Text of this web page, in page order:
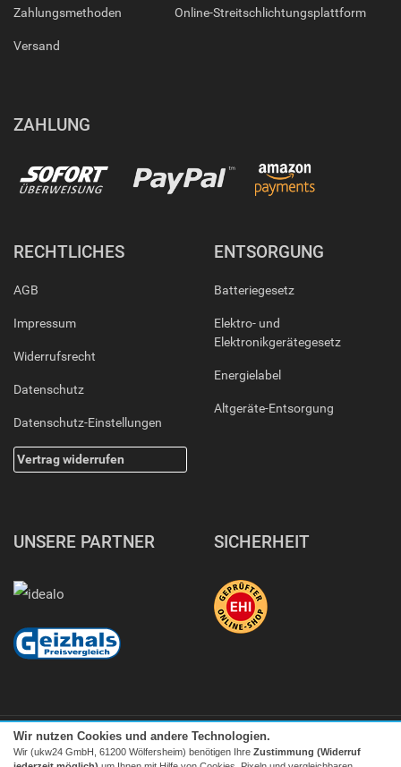
Zahlungsmethoden
Versand
Online-Streitschlichtungsplattform
ZAHLUNG
RECHTLICHES
AGB
Impressum
Widerrufsrecht
Datenschutz
Datenschutz-Einstellungen
Vertrag widerrufen
ENTSORGUNG
Batteriegesetz
Elektro- und
Elektronikgerätegesetz
Energielabel
Altgeräte-Entsorgung
UNSERE PARTNER SICHERHEIT
Wir nutzen Cookies und andere Technologien.
Wir (ukw24 GmbH, 61200 Wölfersheim) benötigen Ihre Zustimmung (Widerruf